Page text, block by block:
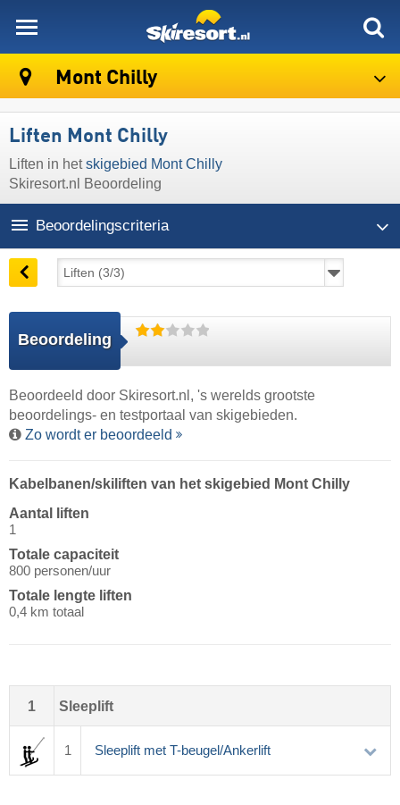
Mont Chilly
Liften Mont Chilly
Liften in hetskigebied Mont Chilly
Skiresort.nl Beoordeling
Beoordelingscriteria
Beoordeling
Beoordeeld door Skiresort.nl , 's werelds grootste
beoordelings- en testportaal van skigebieden.
Zo wordt er beoordeeld
Kabelbanen/​skiliften van het skigebied Mont Chilly
Aantal liften
1
Totale capaciteit
800 personen/uur
Totale lengte liften
0,4 km totaal
1 Sleeplift
1 Sleeplift met T-beugel/Ankerlift